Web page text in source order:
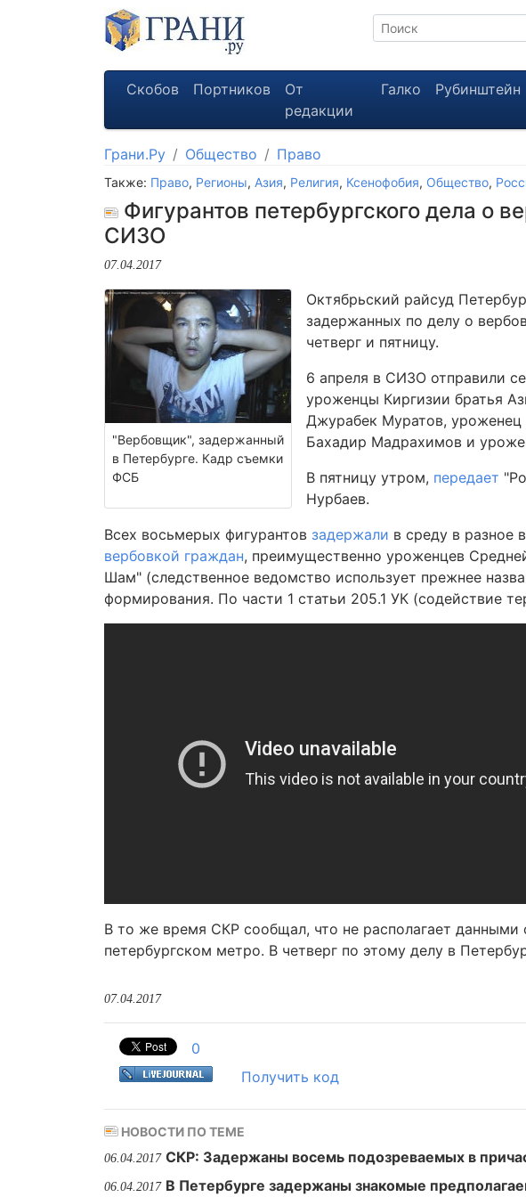
Скобов Портников
От
редакции
Галко Рубинштейн
Грани.Ру Общество Право
Также: Право, Регионы, Азия, Религия, Ксенофобия, Общество,
Фигурантов петербургского дела о
СИЗО
07.04.2017
"Вербовщик", задержанный
в Петербурге. Кадр съемки
ФСБ
Октябрьский райсуд
задержанных по делу о
четверг и пятницу.
6 апреля в СИЗО отправили
уроженцы Киргизии братья
Джурабек Муратов, уроженец
Бахадир Мадрахимов и
В пятницу утром, передает
Нурбаев.
Всех восьмерых фигурантов задержали в среду в разное
вербовкой граждан, преимущественно уроженцев
Шам" (следственное ведомство использует прежнее
формирования. По части 1 статьи 205.1 УК (содействие
В то же время СКР сообщал, что не располагает
петербургском метро. В четверг по этому делу в
07.04.2017
0
Получить код
НОВОСТИ ПО ТЕМЕ
06.04.2017 СКР: Задержаны восемь подозреваемых в
06.04.2017 В Петербурге задержаны знакомые